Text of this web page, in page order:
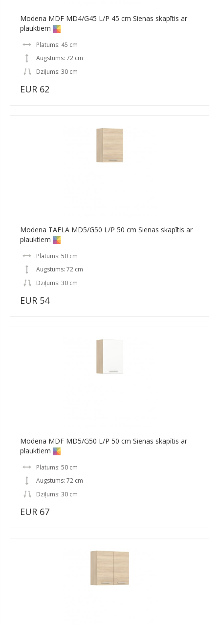
Modena MDF MD4/G45 L/P 45 cm Sienas skapītis ar
plauktiem
Platums: 45 cm
Augstums: 72 cm
Dziļums: 30 cm
EUR 62
Modena TAFLA MD5/G50 L/P 50 cm Sienas skapītis ar
plauktiem
Platums: 50 cm
Augstums: 72 cm
Dziļums: 30 cm
EUR 54
Modena MDF MD5/G50 L/P 50 cm Sienas skapītis ar
plauktiem
Platums: 50 cm
Augstums: 72 cm
Dziļums: 30 cm
EUR 67